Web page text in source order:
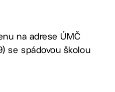
na adrese ÚMČ
se spádovou školou